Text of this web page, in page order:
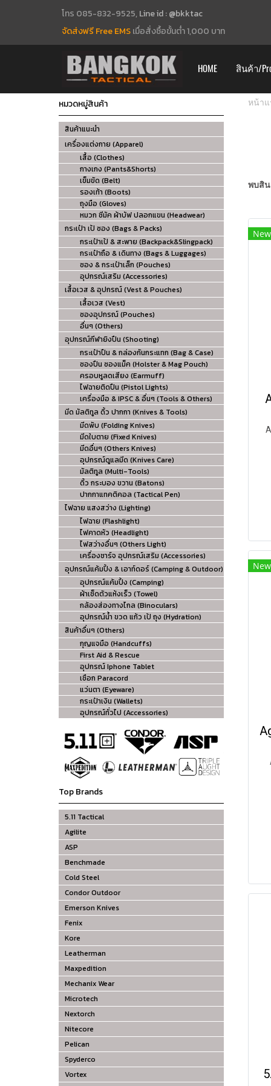
โทร 085-832-9525, Line id : @bkktac
จัดส่งฟรี Free EMSเมื่อสั่งซื้อขั้นต่ำ 1,000 บาท
HOME สินค้า/
หน้าแ
พบสิน
New
New
หมวดหมู่สินค้า
สินค้าแนะนำ
เครื่องแต่งกาย (Apparel)
เสื้อ (Clothes)
กางเกง (Pants&Shorts)
เข็มขัด (Belt)
รองเท้า (Boots)
ถุงมือ (Gloves)
หมวก ชีมัค ผ้าบัฟ ปลอกแขน (Headwear)
กระเป๋า เป้ ซอง (Bags & Packs)
กระเป๋าเป้ & สะพาย (Backpack&Slingpack)
กระเป๋าถือ & เดินทาง (Bags & Luggages)
ซอง & กระเป๋าเล็ก (Pouches)
อุปกรณ์เสริม (Accessories)
เสื้อเวส & อุปกรณ์ (Vest & Pouches)
เสื้อเวส (Vest)
ซองอุปกรณ์ (Pouches)
อื่นๆ (Others)
อุปกรณ์กีฬายิงปืน (Shooting)
กระเป๋าปืน & กล่องกันกระแทก (Bag & Case)
ซองปืน ซองแม็ค (Holster & Mag Pouch)
ครอบหูลดเสียง (Earmuff)
ไฟฉายติดปืน (Pistol Lights)
เครื่องมือ & IPSC & อื่นๆ (Tools & Others)
มีด มัลติทูล ดิ้ว ปากกา (Knives & Tools)
มีดพับ (Folding Knives)
มีดใบตาย (Fixed Knives)
มีดอื่นๆ (Others Knives)
อุปกรณ์ดูแลมีด (Knives Care)
มัลติทูล (Multi-Tools)
ดิ้ว กระบอง ขวาน (Batons)
ปากกาแทคติคอล (Tactical Pen)
ไฟฉาย แสงสว่าง (Lighting)
ไฟฉาย (Flashlight)
ไฟคาดหัว (Headlight)
ไฟสว่างอื่นๆ (Others Light)
เครื่องชาร์จ อุปกรณ์เสริม (Accessories)
อุปกรณ์แค้มปิ้ง & เอาท์ดอร์ (Camping & Outdoor)
อุปกรณ์แค้มปิ้ง (Camping)
ผ้าเช็ดตัวแห้งเร็ว (Towel)
กล้องส่องทางไกล (Binoculars)
อุปกรณ์น้ำ ขวด แก้ว เป้ ถุง (Hydration)
สินค้าอื่นๆ (Others)
กุญแจมือ (Handcuffs)
First Aid & Rescue
อุปกรณ์ Iphone Tablet
เชือก Paracord
แว่นตา (Eyeware)
กระเป๋าเงิน (Wallets)
อุปกรณ์ทั่วไป (Accessories)
Top Brands
5.11 Tactical
Agilite
ASP
Benchmade
Cold Steel
Condor Outdoor
Emerson Knives
Fenix
Kore
Leatherman
Maxpedition
Mechanix Wear
Microtech
Nextorch
Nitecore
Pelican
Spyderco
Vortex